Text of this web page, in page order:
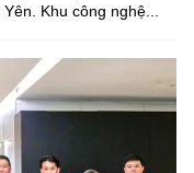
Khu công nghệ...